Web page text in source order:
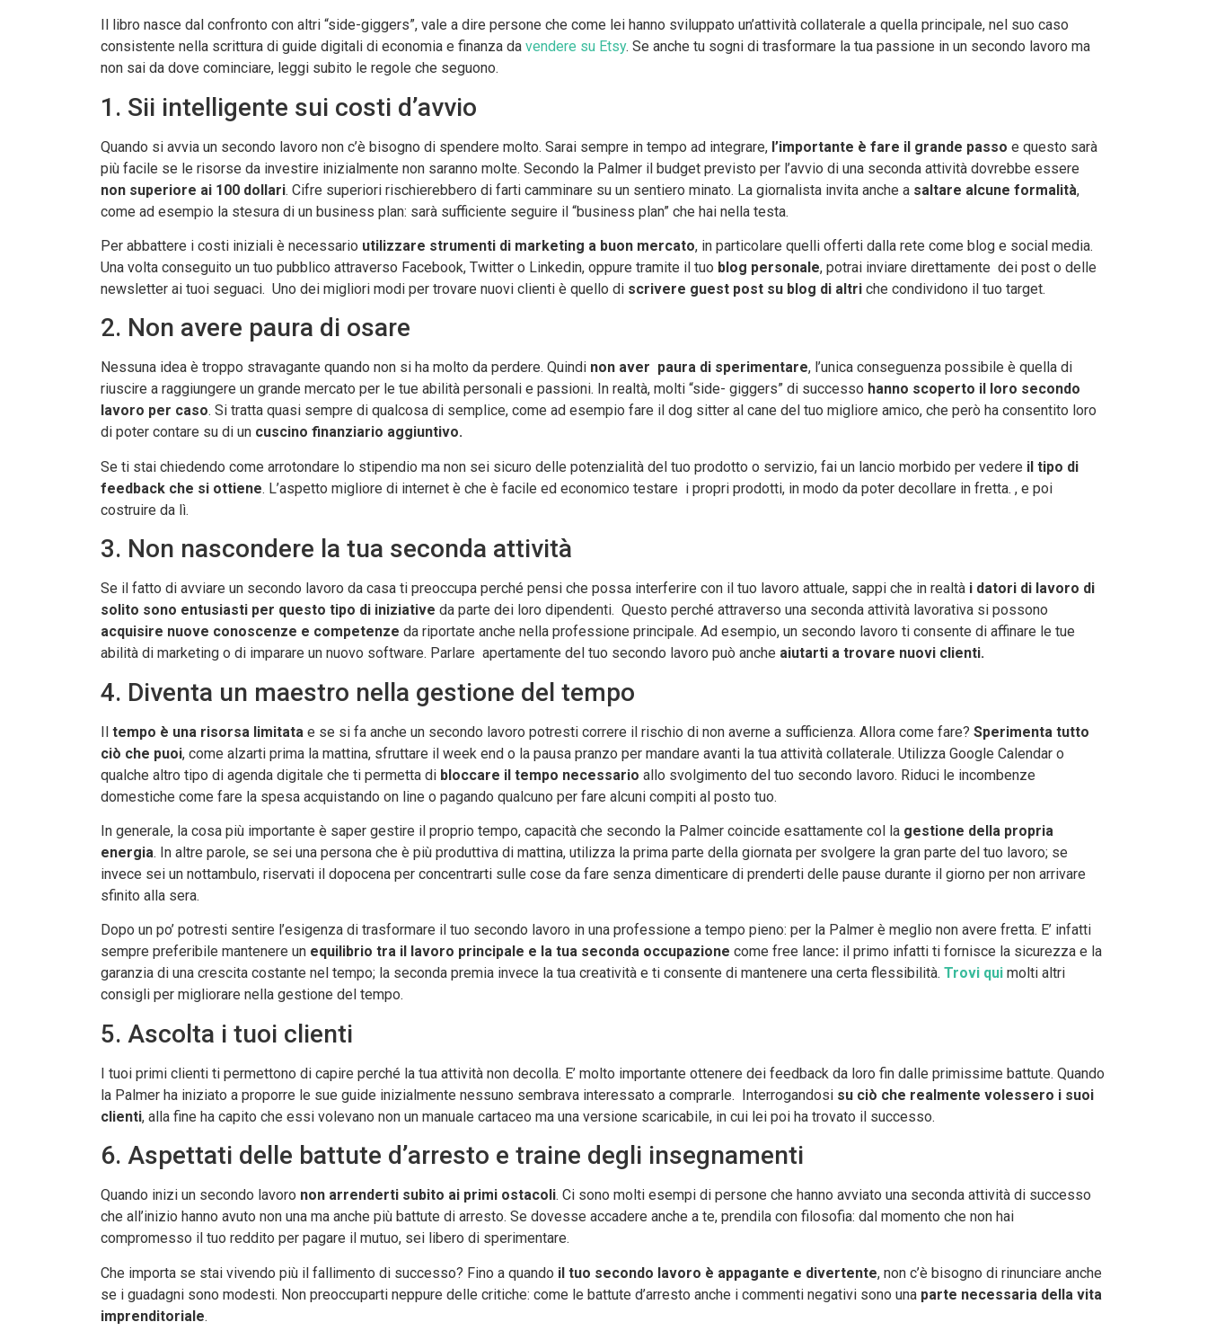
Il libro nasce dal confronto con altri “side-giggers”, vale a dire persone che come lei hanno sviluppato un’attività collaterale a quella principale, nel suo caso
consistente nella scrittura di guide digitali di economia e finanza da vendere su Etsy. Se anche tu sogni di trasformare la tua passione in un secondo lavoro ma
non sai da dove cominciare, leggi subito le regole che seguono.
1. Sii intelligente sui costi d’avvio
Quando si avvia un secondo lavoro non c’è bisogno di spendere molto. Sarai sempre in tempo ad integrare, l’importante è fare il grande passo e questo sarà
più facile se le risorse da investire inizialmente non saranno molte. Secondo la Palmer il budget previsto per l’avvio di una seconda attività dovrebbe essere
non superiore ai 100 dollari. Cifre superiori rischierebbero di farti camminare su un sentiero minato. La giornalista invita anche a saltare alcune formalità,
come ad esempio la stesura di un business plan: sarà sufficiente seguire il “business plan” che hai nella testa.
Per abbattere i costi iniziali è necessario utilizzare strumenti di marketing a buon mercato, in particolare quelli offerti dalla rete come blog e social media.
Una volta conseguito un tuo pubblico attraverso Facebook, Twitter o Linkedin, oppure tramite il tuo blog personale, potrai inviare direttamente dei post o delle
newsletter ai tuoi seguaci. Uno dei migliori modi per trovare nuovi clienti è quello di scrivere guest post su blog di altri che condividono il tuo target.
2. Non avere paura di osare
Nessuna idea è troppo stravagante quando non si ha molto da perdere. Quindi non aver paura di sperimentare, l’unica conseguenza possibile è quella di
riuscire a raggiungere un grande mercato per le tue abilità personali e passioni. In realtà, molti “side- giggers” di successo hanno scoperto il loro secondo
lavoro per caso. Si tratta quasi sempre di qualcosa di semplice, come ad esempio fare il dog sitter al cane del tuo migliore amico, che però ha consentito loro
di poter contare su di un cuscino finanziario aggiuntivo.
Se ti stai chiedendo come arrotondare lo stipendio ma non sei sicuro delle potenzialità del tuo prodotto o servizio, fai un lancio morbido per vedere il tipo di
feedback che si ottiene. L’aspetto migliore di internet è che è facile ed economico testare i propri prodotti, in modo da poter decollare in fretta. , e poi
costruire da lì.
3. Non nascondere la tua seconda attività
Se il fatto di avviare un secondo lavoro da casa ti preoccupa perché pensi che possa interferire con il tuo lavoro attuale, sappi che in realtà i datori di lavoro di
solito sono entusiasti per questo tipo di iniziative da parte dei loro dipendenti. Questo perché attraverso una seconda attività lavorativa si possono
acquisire nuove conoscenze e competenze da riportate anche nella professione principale. Ad esempio, un secondo lavoro ti consente di affinare le tue
abilità di marketing o di imparare un nuovo software. Parlare apertamente del tuo secondo lavoro può anche aiutarti a trovare nuovi clienti.
4. Diventa un maestro nella gestione del tempo
Il tempo è una risorsa limitata e se si fa anche un secondo lavoro potresti correre il rischio di non averne a sufficienza. Allora come fare? Sperimenta tutto
ciò che puoi, come alzarti prima la mattina, sfruttare il week end o la pausa pranzo per mandare avanti la tua attività collaterale. Utilizza Google Calendar o
qualche altro tipo di agenda digitale che ti permetta di bloccare il tempo necessario allo svolgimento del tuo secondo lavoro. Riduci le incombenze
domestiche come fare la spesa acquistando on line o pagando qualcuno per fare alcuni compiti al posto tuo.
In generale, la cosa più importante è saper gestire il proprio tempo, capacità che secondo la Palmer coincide esattamente col la gestione della propria
energia. In altre parole, se sei una persona che è più produttiva di mattina, utilizza la prima parte della giornata per svolgere la gran parte del tuo lavoro; se
invece sei un nottambulo, riservati il dopocena per concentrarti sulle cose da fare senza dimenticare di prenderti delle pause durante il giorno per non arrivare
sfinito alla sera.
Dopo un po’ potresti sentire l’esigenza di trasformare il tuo secondo lavoro in una professione a tempo pieno: per la Palmer è meglio non avere fretta. E’ infatti
sempre preferibile mantenere un equilibrio tra il lavoro principale e la tua seconda occupazione come free lance: il primo infatti ti fornisce la sicurezza e la
garanzia di una crescita costante nel tempo; la seconda premia invece la tua creatività e ti consente di mantenere una certa flessibilità. Trovi qui molti altri
consigli per migliorare nella gestione del tempo.
5. Ascolta i tuoi clienti
I tuoi primi clienti ti permettono di capire perché la tua attività non decolla. E’ molto importante ottenere dei feedback da loro fin dalle primissime battute. Quando
la Palmer ha iniziato a proporre le sue guide inizialmente nessuno sembrava interessato a comprarle. Interrogandosi su ciò che realmente volessero i suoi
clienti, alla fine ha capito che essi volevano non un manuale cartaceo ma una versione scaricabile, in cui lei poi ha trovato il successo.
6. Aspettati delle battute d’arresto e traine degli insegnamenti
Quando inizi un secondo lavoro non arrenderti subito ai primi ostacoli. Ci sono molti esempi di persone che hanno avviato una seconda attività di successo
che all’inizio hanno avuto non una ma anche più battute di arresto. Se dovesse accadere anche a te, prendila con filosofia: dal momento che non hai
compromesso il tuo reddito per pagare il mutuo, sei libero di sperimentare.
Che importa se stai vivendo più il fallimento di successo? Fino a quando il tuo secondo lavoro è appagante e divertente, non c’è bisogno di rinunciare anche
se i guadagni sono modesti. Non preoccuparti neppure delle critiche: come le battute d’arresto anche i commenti negativi sono una parte necessaria della vita
imprenditoriale.